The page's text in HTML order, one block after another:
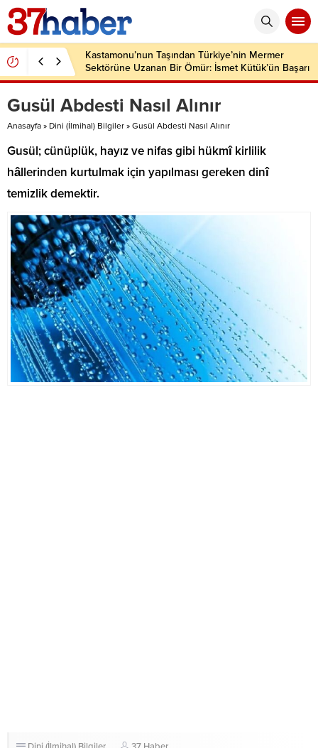
Kastamonu’nun Taşından Türkiye’nin Mermer
Sektörüne Uzanan Bir Ömür: İsmet Kütük’ün Başarı
Hikâyesi
Gusül Abdesti Nasıl Alınır
Anasayfa » Dini (İlmihal) Bilgiler » Gusül Abdesti Nasıl Alınır
Gusül; cünüplük, hayız ve nifas gibi hükmî kirlilik
hâllerinden kurtulmak için yapılması gereken dinî
temizlik demektir.